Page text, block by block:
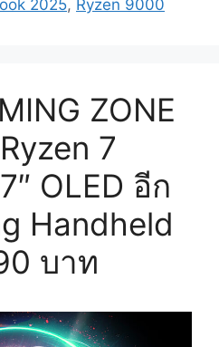
2025, Ryzen 9000
ZONE
7
OLED อีก
Handheld
บาท